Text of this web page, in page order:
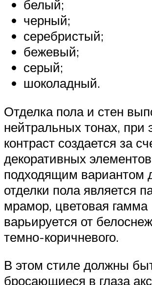
белый;
черный;
серебристый;
бежевый;
серый;
шоколадный.
Отделка пола и стен
нейтральных тонах, при
контраст создается за
декоративных
подходящим вариантом
отделки пола является
мрамор, цветовая гамма
варьируется от
темно-коричневого.
В этом стиле должны
бросающиеся в глаза